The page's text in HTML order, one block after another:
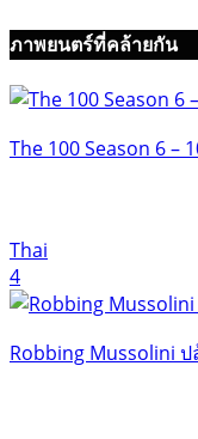
ภาพยนตร์ที่คล้ายกัน
The 100 Season 6 –
Thai
4
Robbing Mussolini ป